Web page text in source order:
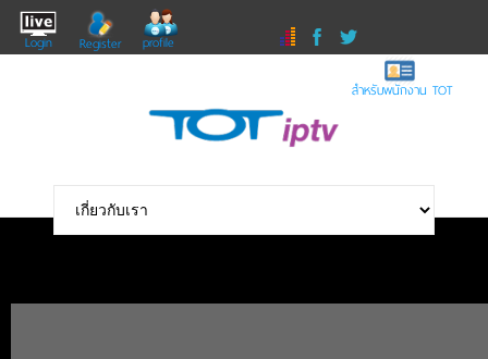
Login Register profile
สำหรับพนักงาน TOT